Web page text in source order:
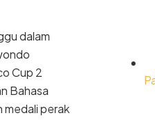
dalam
Cup 2
Bahasa
medali perak